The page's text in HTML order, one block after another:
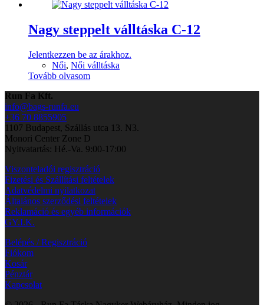
Nagy steppelt válltáska C-12
Jelentkezzen be az árakhoz.
Női, Női válltáska
Tovább olvasom
Run Fa Kft.
info@bags-runfa.eu
+36 70 8855905
1107 Budapest, Szállás utca 13. N3.
Monori Center Zone D
Nyitvatartás: Hé.-Va. 9:00-17:00
Viszonteladói regisztráció
Fizetési és Szállítási feltételek
Adatvédelmi nyilatkozat
Általános szerződési feltételek
Reklamáció és egyéb információk
GY.I.K.
Belépés / Regisztráció
Fiókom
Kosár
Pénztár
Kapcsolat